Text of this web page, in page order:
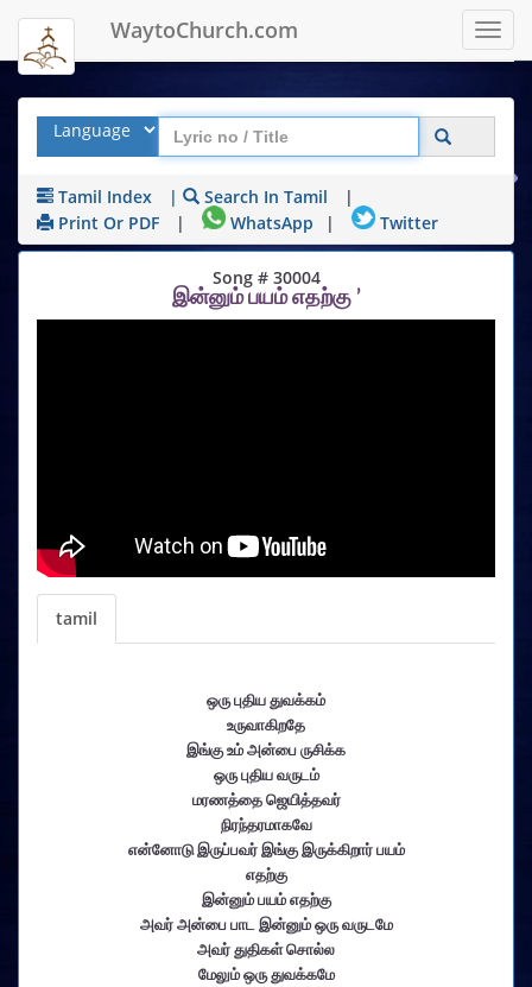
WaytoChurch.com
Tamil Index | Search In Tamil
|
Print Or PDF
| WhatsApp | Twitter
Song # 30004
இன்னும் பயம் எதற்கு ’
tamil
ஒரு புதிய துவக்கம்
உருவாகிறதே
இங்கு உம் அன்பை ருசிக்க
ஒரு புதிய வருடம்
மரணத்தை ஜெயித்தவர்
நிரந்தரமாகவே
என்னோடு இருப்பவர் இங்கு இருக்கிறார் பயம்
எதற்கு
இன்னும் பயம் எதற்கு
அவர் அன்பை பாட இன்னும் ஒரு வருடமே
அவர் துதிகள் சொல்ல
மேலும் ஒரு துவக்கமே